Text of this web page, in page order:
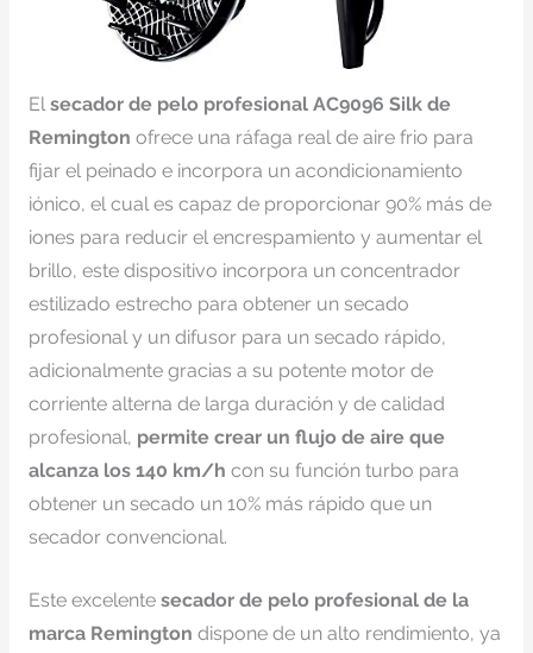
Elsecador de pelo profesional AC9096 Silk de
Remington ofrece una ráfaga real de aire frio para
fijar el peinado e incorpora un acondicionamiento
iónico, el cual es capaz de proporcionar 90% más de
iones para reducir el encrespamiento y aumentar el
brillo, este dispositivo incorpora un concentrador
estilizado estrecho para obtener un secado
profesional y un difusor para un secado rápido,
adicionalmente gracias a su potente motor de
corriente alterna de larga duración y de calidad
profesional, permite crear un flujo de aire que
alcanza los 140 km/h con su función turbo para
obtener un secado un 10% más rápido que un
secador convencional.
Este excelente secador de pelo profesional de la
marca Remington dispone de un alto rendimiento, ya